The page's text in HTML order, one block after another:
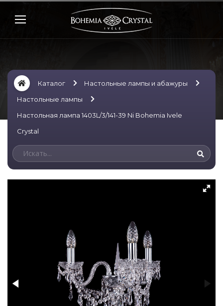
Каталог
Настольные лампы и абажуры
Настольные лампы
Настольная лампа 1403L/3/141-39 Ni Bohemia Ivele
Crystal